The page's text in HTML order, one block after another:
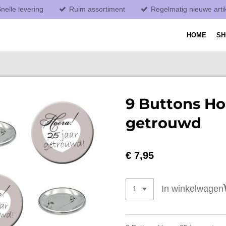
levering Ruim assortiment Regelmatig nieuwe
HOME
9 Buttons
getrouwd
€ 7,95
In winkelwagen